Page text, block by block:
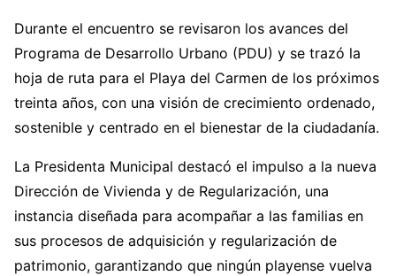
Durante el encuentro se revisaron los avances del
Programa de Desarrollo Urbano (PDU) y se trazó la
hoja de ruta para el Playa del Carmen de los próximos
treinta años, con una visión de crecimiento ordenado,
sostenible y centrado en el bienestar de la ciudadanía.
La Presidenta Municipal destacó el impulso a la nueva
Dirección de Vivienda y de Regularización, una
instancia diseñada para acompañar a las familias en
sus procesos de adquisición y regularización de
patrimonio, garantizando que ningún playense vuelva